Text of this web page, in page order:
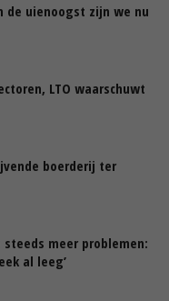
de uienoogst zijn we nu
LTO waarschuwt
boerderij ter
meer problemen:
al leeg’